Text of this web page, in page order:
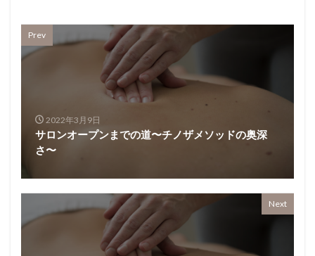
Prev
2022年3月9日
サロンオープンまでの道〜チノザメソッドの奥深
さ〜
Next